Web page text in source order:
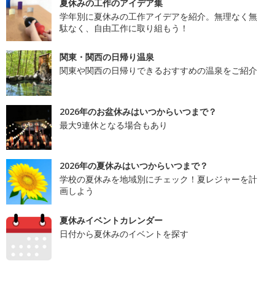
夏休みの工作のアイデア集
学年別に夏休みの工作アイデアを紹介。無理なく無
駄なく、自由工作に取り組もう！
関東・関西の日帰り温泉
関東や関西の日帰りできるおすすめの温泉をご紹介
2026年のお盆休みはいつからいつまで？
最大9連休となる場合もあり
2026年の夏休みはいつからいつまで？
学校の夏休みを地域別にチェック！夏レジャーを計
画しよう
夏休みイベントカレンダー
日付から夏休みのイベントを探す